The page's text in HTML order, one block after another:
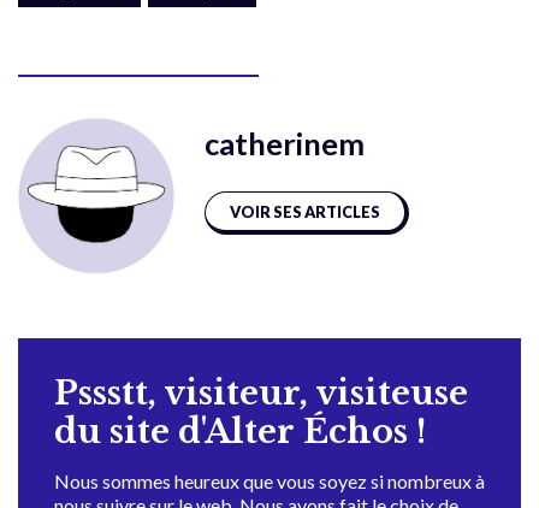
catherinem
VOIR SES ARTICLES
Pssstt, visiteur, visiteuse
du site d'Alter Échos !
Nous sommes heureux que vous soyez si nombreux à